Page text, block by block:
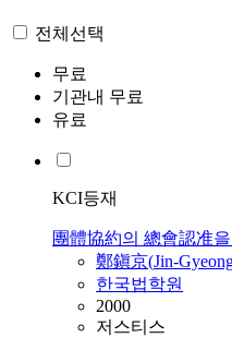
전체선택
무료
기관내 무료
유료
KCI등재
團體協約의 總會認准
鄭鎭京(Jin-
한국법학원
2000
저스티스